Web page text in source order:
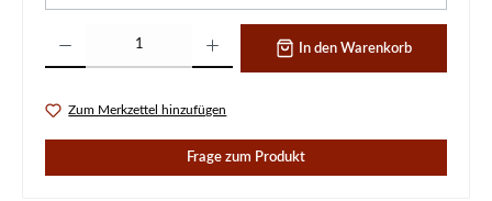
In den Warenkorb
Zum Merkzettel hinzufügen
Frage zum Produkt